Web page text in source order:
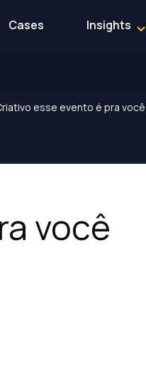
Cases Insights
esse evento é pra você
você